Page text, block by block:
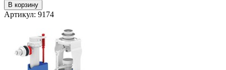
В корзину
Артикул: 9174